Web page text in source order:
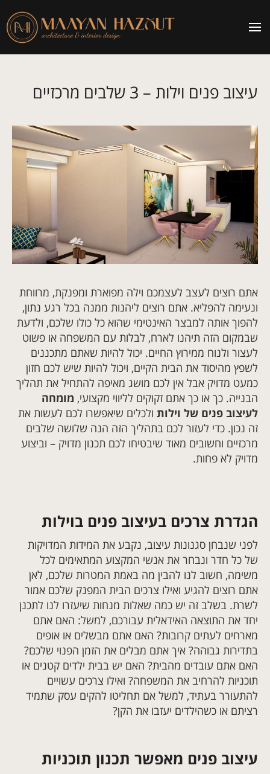
עיצוב פנים וילות – 3 שלבים מרכזיים
אתם רוצים לעצב לעצמכם וילה מפוארת ומפנקת, מרווחת
ונעימה להפליא. אתם רוצים ליהנות ממנה בכל רגע נתון,
להפוך אותה למבצר האינטימי שהוא כל כולו שלכם, ולדעת
שבמקום הזה תיהנו לארח, לבלות עם המשפחה או פשוט
לעצור ולנוח ממירוץ החיים. יכול להיות שאתם מתכננים
לשפץ מהיסוד את הבית הקיים, ויכול להיות שיש לכם חזון
כמעט מדויק אבל אין לכם מושג מאיפה להתחיל את תהליך
הבנייה. כך או כך אתם זקוקים לליווי מקצועי, מומחה
לעיצוב פנים של וילות ולכלים שיאפשרו לכם לעשות את
זה נכון. כדי לעזור לכם בתהליך הזה הנה שלושה שלבים
מרכזיים וחשובים מאוד שיבטיחו לכם תכנון מדויק – וביצוע
מדויק לא פחות.
הגדרת צרכים בעיצוב פנים בוילות
לפני שנבחן סגנונות עיצוב, נקבע את המידות המדויקות
של כל חדר ונבחר את אנשי המקצוע המתאימים לכל
משימה, חשוב לנו להבין מה באמת המטרות שלכם, לאן
אתם רוצים להגיע ואילו צרכים הבית המפנק שלכם אמור
לשרת. בשלב זה יש כמה שאלות מנחות שיעזרו לנו לתכנן
יחד את התוצאה האידאלית עבורכם, למשל: האם אתם
מארחים לעתים קרובות? האם אתם מבשלים או אופים
בתדירות גבוהה? איך אתם מבלים את הזמן הפנוי שלכם?
האם אתם עובדים מהבית? האם יש בבית ילדים קטנים או
תוכניות להרחיב את המשפחה? ואילו צרכים עשויים
להתעורר בעתיד, למשל אם תחליטו להקים עסק שתמיד
רציתם או כשהילדים יעזבו את הקן?
עיצוב פנים מאפשר תכנון תוכניות